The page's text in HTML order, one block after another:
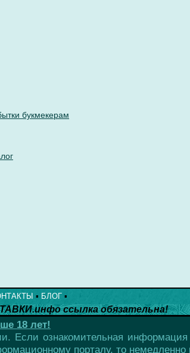
букмекерам
▪ БЛОГ ▪
ссылка обязательна!
18 лет!
ознакомительная информация
порталу, то немедленно